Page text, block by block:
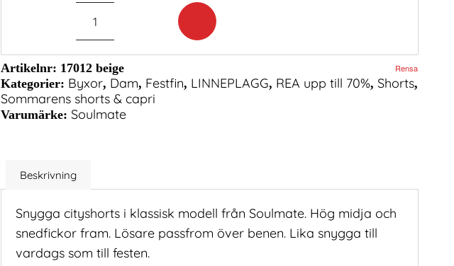
Rensa
Artikelnr: 17012 beige
Kategorier: Byxor, Dam, Festfin, LINNEPLAGG, REA upp till 70%, Shorts,
Sommarens shorts & capri
Varumärke: Soulmate
Beskrivning
Snygga cityshorts i klassisk modell från Soulmate. Hög midja och
snedfickor fram. Lösare passfrom över benen. Lika snygga till
vardags som till festen.